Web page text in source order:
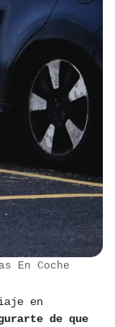
En Coche
en
de que